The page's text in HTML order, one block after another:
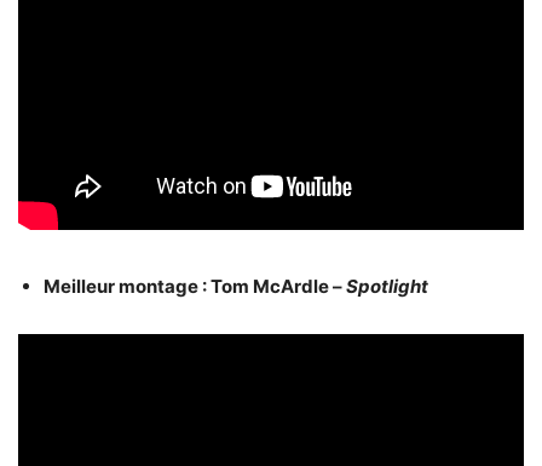
Meilleur montage : Tom McArdle –Spotlight